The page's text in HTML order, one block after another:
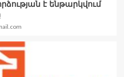
է ենթարկվում